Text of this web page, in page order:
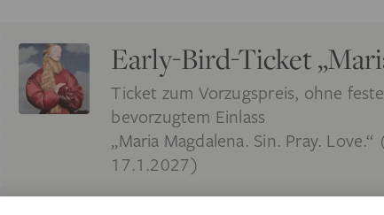
Early-Bird-Ticket
Ticket zum Vorzugspreis, ohne
bevorzugtem Einlass
„Maria Magdalena. Sin. Pray.
17.1.2027)